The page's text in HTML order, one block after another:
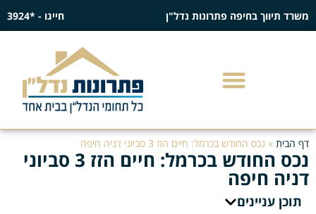
משרד תיווך בחיפה פתרונות נדל"ן חייגו - *3924
דף הבית » נכס החודש בכרמל: חיים הזז 3 סביוני דניה חיפה
נכס החודש בכרמל: חיים הזז 3 סביוני
דניה חיפה
תוכן עניינים